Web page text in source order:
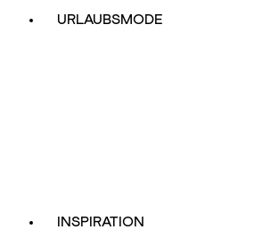
URLAUBSMODE
INSPIRATION